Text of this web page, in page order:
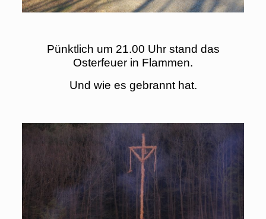
Pünktlich um 21.00 Uhr stand das
Osterfeuer in Flammen.
Und wie es gebrannt hat.